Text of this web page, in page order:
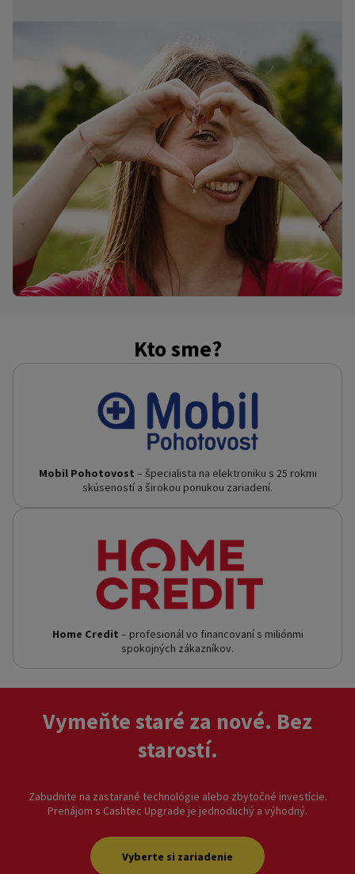
Kto sme?
Mobil Pohotovost – špecialista na elektroniku s 25 rokmi
skúseností a širokou ponukou zariadení.
Home Credit – profesionál vo financovaní s miliónmi
spokojných zákazníkov.
Vymeňte staré za nové. Bez
starostí.
Zabudnite na zastarané technológie alebo zbytočné investície.
Prenájom s Cashtec Upgrade je jednoduchý a výhodný.
Vyberte si zariadenie